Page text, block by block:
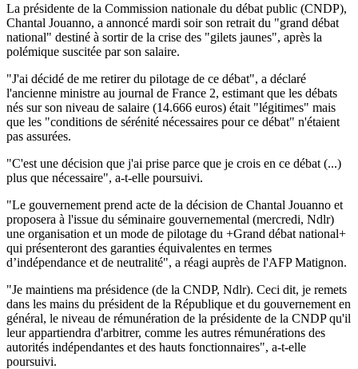
La présidente de la Commission nationale du débat public (CNDP),
Chantal Jouanno, a annoncé mardi soir son retrait du "grand débat
national" destiné à sortir de la crise des "gilets jaunes", après la
polémique suscitée par son salaire.
"J'ai décidé de me retirer du pilotage de ce débat", a déclaré
l'ancienne ministre au journal de France 2, estimant que les débats
nés sur son niveau de salaire (14.666 euros) était "légitimes" mais
que les "conditions de sérénité nécessaires pour ce débat" n'étaient
pas assurées.
"C'est une décision que j'ai prise parce que je crois en ce débat (...)
plus que nécessaire", a-t-elle poursuivi.
"Le gouvernement prend acte de la décision de Chantal Jouanno et
proposera à l'issue du séminaire gouvernemental (mercredi, Ndlr)
une organisation et un mode de pilotage du +Grand débat national+
qui présenteront des garanties équivalentes en termes
d’indépendance et de neutralité", a réagi auprès de l'AFP Matignon.
"Je maintiens ma présidence (de la CNDP, Ndlr). Ceci dit, je remets
dans les mains du président de la République et du gouvernement en
général, le niveau de rémunération de la présidente de la CNDP qu'il
leur appartiendra d'arbitrer, comme les autres rémunérations des
autorités indépendantes et des hauts fonctionnaires", a-t-elle
poursuivi.